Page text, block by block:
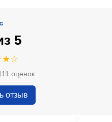
5
оценок
отзыв